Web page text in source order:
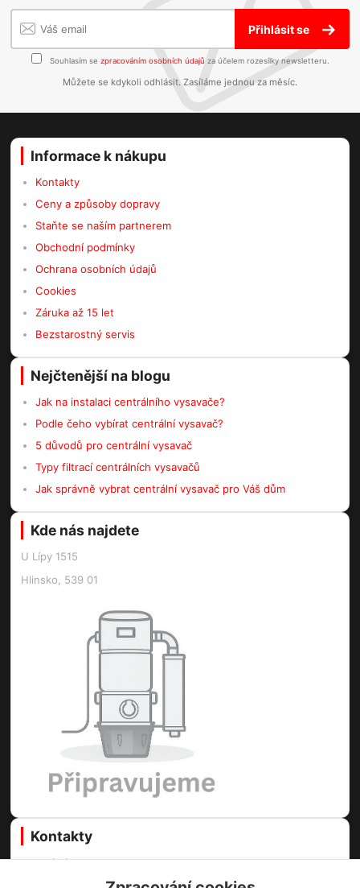
Přihlásit se
Souhlasím se zpracováním osobních údajů za účelem rozesílky newsletteru.
Můžete se kdykoli odhlásit. Zasíláme jednou za měsíc.
Informace k nákupu
Kontakty
Ceny a způsoby dopravy
Staňte se naším partnerem
Obchodní podmínky
Ochrana osobních údajů
Cookies
Záruka až 15 let
Bezstarostný servis
Nejčtenější na blogu
Jak na instalaci centrálního vysavače?
Podle čeho vybírat centrální vysavač?
5 důvodů pro centrální vysavač
Typy filtrací centrálních vysavačů
Jak správně vybrat centrální vysavač pro Váš dům
Kde nás najdete
U Lípy 1515
Hlinsko, 539 01
Kontakty
Centrální vysavače Online